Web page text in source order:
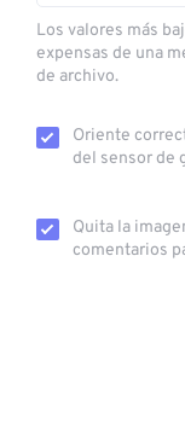
Los valores más
expensas de una
de archivo.
Oriente
del sensor de
Quita la
comentarios